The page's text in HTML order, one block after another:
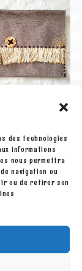
des technologies
informations
nous permettra
navigation ou
ou de retirer son
pochettes
» tribal
€